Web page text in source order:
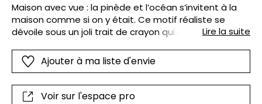
Maison avec vue : la pinède et l’océan s’invitent à la
maison comme si on y était. Ce motif réaliste se
dévoile sous un joli trait de crayon qui n’est pas sans
n’en est que plus sublimé. Disponible sur-mesure,
raccordable, existe en 3 hauteurs.
Lire la suite
Ajouter à ma liste d'envie
Voir sur l'espace pro